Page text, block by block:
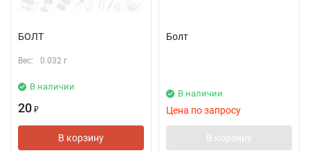
БОЛТ
Вес: 0.032 г
В наличии
20 ₽
В корзину
Болт
В наличии
Цена по запросу
В корзину